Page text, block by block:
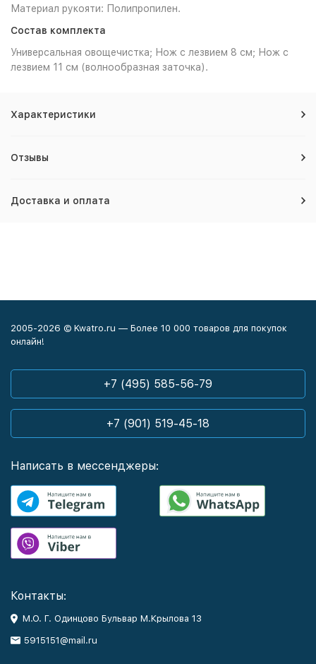
Материал рукояти: Полипропилен.
Состав комплекта
Универсальная овощечистка; Нож с лезвием 8 см; Нож с
лезвием 11 см (волнообразная заточка).
Характеристики
Отзывы
Доставка и оплата
2005-2026 © Kwatro.ru — Более 10 000 товаров для покупок
онлайн!
+7 (495) 585-56-79
+7 (901) 519-45-18
Написать в мессенджеры:
Контакты:
М.О. Г. Одинцово Бульвар М.Крылова 13
5915151@mail.ru